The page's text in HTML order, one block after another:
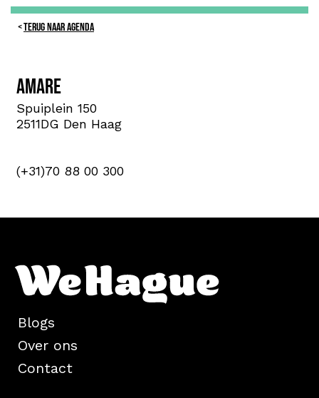
TERUG NAAR AGENDA
Amare
Spuiplein 150
2511DG Den Haag
(+31)70 88 00 300
Blogs
Over ons
Contact